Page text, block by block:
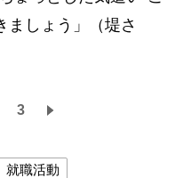
ましょう」（堤さ
3
就職活動